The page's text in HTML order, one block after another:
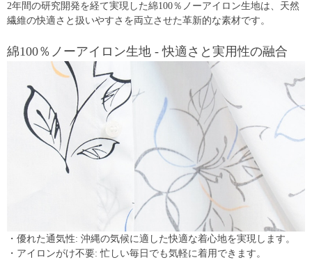
2年間の研究開発を経て実現した綿100％ノーアイロン生地は、天然
繊維の快適さと扱いやすさを両立させた革新的な素材です。
綿100％ノーアイロン生地 - 快適さと実用性の融合
・優れた通気性: 沖縄の気候に適した快適な着心地を実現します。
・アイロンがけ不要: 忙しい毎日でも気軽に着用できます。